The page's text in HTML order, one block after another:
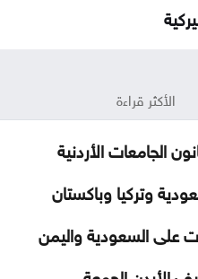
الأكثر قراءة
الجامعات الأردنية
وتركيا وباكستان
على السعودية واليمن